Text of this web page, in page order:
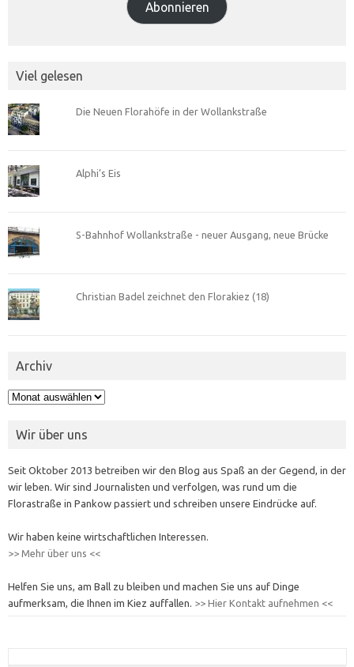
Abonnieren
Viel gelesen
Die Neuen Florahöfe in der Wollankstraße
Alphi’s Eis
S-Bahnhof Wollankstraße - neuer Ausgang, neue Brücke
Christian Badel zeichnet den Florakiez (18)
Archiv
Archiv
Wir über uns
Seit Oktober 2013 betreiben wir den Blog aus Spaß an der Gegend, in der
wir leben. Wir sind Journalisten und verfolgen, was rund um die
Florastraße in Pankow passiert und schreiben unsere Eindrücke auf.
Wir haben keine wirtschaftlichen Interessen.
>> Mehr über uns <<
Helfen Sie uns, am Ball zu bleiben und machen Sie uns auf Dinge
aufmerksam, die Ihnen im Kiez auffallen. >> Hier Kontakt aufnehmen <<